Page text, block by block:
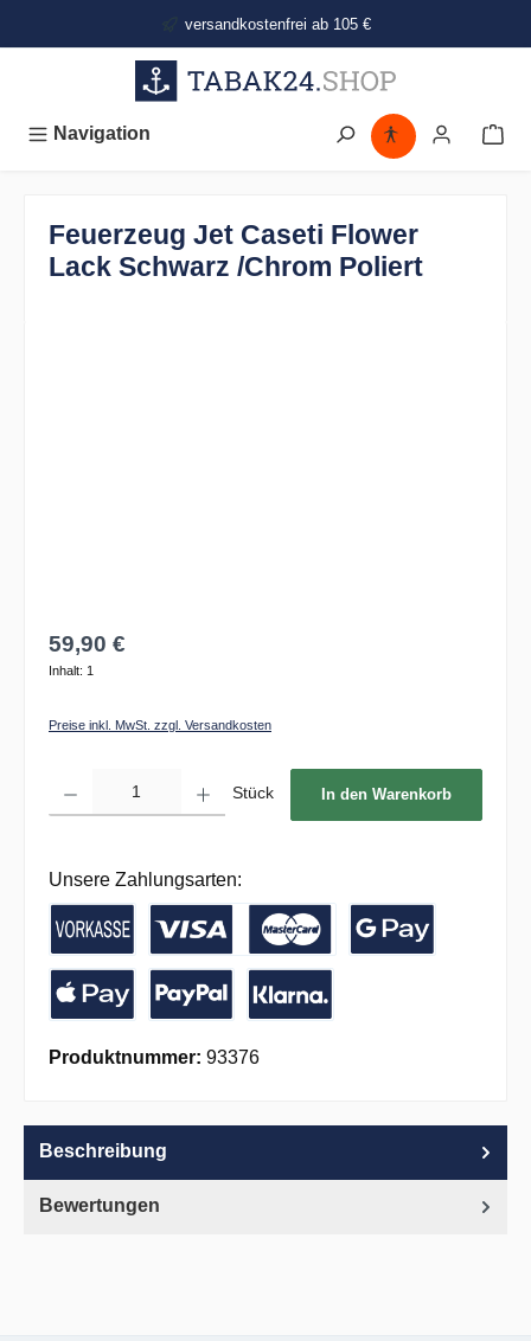
versandkostenfrei ab 105 €
Navigation
Feuerzeug Jet Caseti Flower
Lack Schwarz /Chrom Poliert
59,90 €
Inhalt: 1
Preise inkl. MwSt. zzgl. Versandkosten
Stück In den Warenkorb
Unsere Zahlungsarten:
Vorkasse / Banküberweisung
Kreditkarte
Produktnummer: 93376
Beschreibung
Bewertungen